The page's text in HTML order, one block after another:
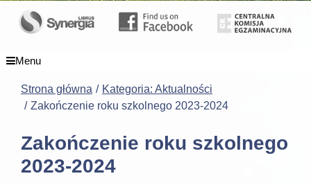
Menu
Strona główna
Kategoria: Aktualności
Zakończenie roku szkolnego 2023-2024
Zakończenie roku szkolnego
2023-2024